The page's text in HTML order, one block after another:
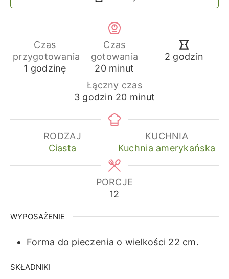
Czas
przygotowania
1 godzina
godzinę
Czas
gotowania
20minuty
minut
2 godziny
godzin
Łączny czas
3godziny
godzin 20minuty
minut
RODZAJ
Ciasta
KUCHNIA
Kuchnia amerykańska
PORCJE
12
WYPOSAŻENIE
Forma do pieczenia o wielkości 22 cm.
SKŁADNIKI